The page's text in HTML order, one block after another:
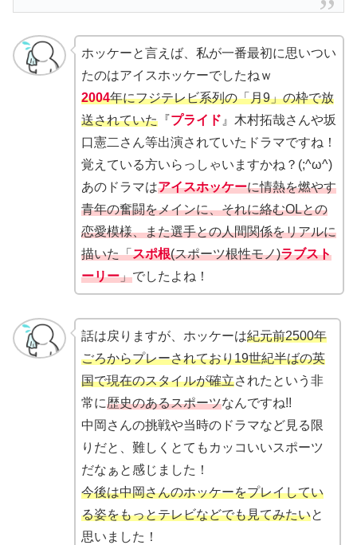
ホッケーと言えば、私が一番最初に思いつい
たのはアイスホッケーでしたねｗ
2004年にフジテレビ系列の「月9」の枠で放
送されていた『 プライド』木村拓哉さんや坂
口憲二さん等出演されていたドラマですね！
覚えている方いらっしゃいますかね？(;^ω^)
あのドラマはアイスホッケーに情熱を燃やす
青年の奮闘をメインに、それに絡むOLとの
恋愛模様、また選手との人間関係をリアルに
描いた「スポ根(スポーツ根性モノ)ラブスト
ーリー」でしたよね！
話は戻りますが、ホッケーは紀元前2500年
ごろからプレーされており19世紀半ばの英
国で現在のスタイルが確立されたという非
常に歴史のあるスポーツなんですね!!
中岡さんの挑戦や当時のドラマなど見る限
りだと、難しくとてもカッコいいスポーツ
だなぁと感じました！
今後は中岡さんのホッケーをプレイしてい
る姿をもっとテレビなどでも見てみたいと
思いました！